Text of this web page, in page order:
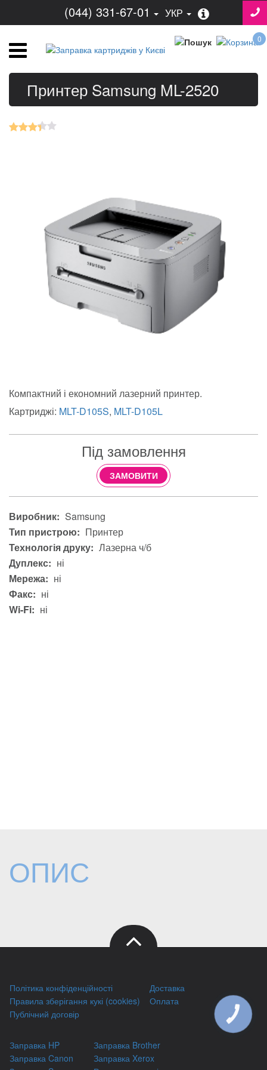
(044) 331-67-01 УКР
0
Принтер Samsung ML-2520
Компактний і економний лазерний принтер.
Картриджі: MLT-D105S, MLT-D105L
Під замовлення
ЗАМОВИТИ
Виробник: Samsung
Тип пристрою: Принтер
Технологія друку: Лазерна ч/б
Дуплекс: ні
Мережа: ні
Факс: ні
Wi-Fi: ні
ОПИС
Політика конфіденційності
Правила зберігання кукі (cookies)
Публічний договір
Доставка
Оплата
Заправка HP
Заправка Canon
Заправка Brother
Заправка Xerox
КНОПКА
ЗВ'ЯЗКУ